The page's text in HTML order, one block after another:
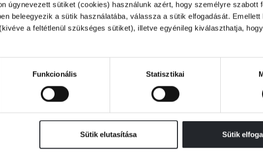
úgynevezett sütiket (cookies) használunk azért, hogy személyre szabott
beleegyezik a sütik használatába, válassza a sütik elfogadását. Emellett
a feltétlenül szükséges sütiket), illetve egyénileg kiválaszthatja,
Funkcionális Statisztikai
Sütik elutasítása Sütik
rámutat a káros gondolkodási mintákra, és
tárja fel mindazt, amit hallanunk kell, de
kommunikációról, a 101 gondolat, ami
társunk lesz az újrakezdés és a boldogság